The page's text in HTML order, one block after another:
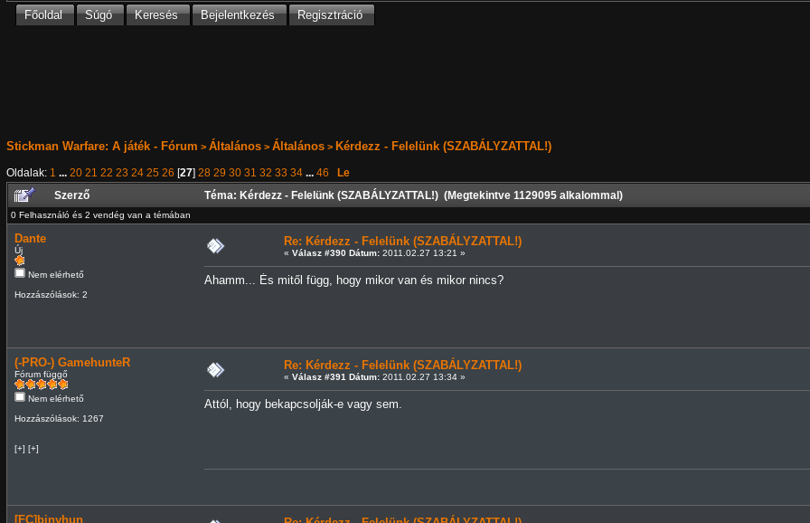
Főoldal Súgó Keresés Bejelentkezés Regisztráció
Stickman Warfare: A játék - Fórum > Általános> Általános> Kérdezz - Felelünk (SZABÁLYZATTAL!)
Oldalak: 1 ... 20 21 22 23 24 25 26 [27] 28 29 30 31 32 33 34 ... 46
Le
Szerző
Téma: Kérdezz - Felelünk (SZABÁLYZATTAL!) (Megtekintve 1129095 alkalommal)
0 Felhasználó és 2 vendég van a témában
Dante
Új
Nem elérhető
Hozzászólások: 2
Re: Kérdezz - Felelünk (SZABÁLYZATTAL!)
« Válasz #390 Dátum:2011.02.27 13:21 »
Ahamm... És mitől függ, hogy mikor van és mikor nincs?
(-PRO-) GamehunteR
Fórum függő
Nem elérhető
Hozzászólások: 1267
[+] [+]
Re: Kérdezz - Felelünk (SZABÁLYZATTAL!)
« Válasz #391 Dátum:2011.02.27 13:34 »
Attól, hogy bekapcsolják-e vagy sem.
[FC]binyhun